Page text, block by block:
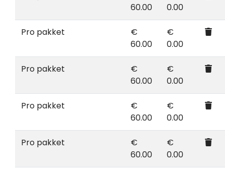
60.00
0.00
Pro pakket
€
60.00
€
0.00
Pro pakket
€
60.00
€
0.00
Pro pakket
€
60.00
€
0.00
Pro pakket
€
60.00
€
0.00